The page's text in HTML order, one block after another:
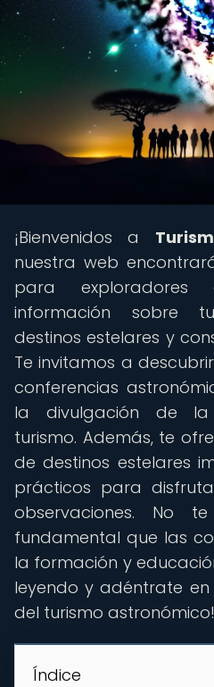
¡Bienvenidos a
nuestra web
para
información sobre
destinos estelares y
Te invitamos a
conferencias
la divulgación de
turismo. Además, te
de destinos estelares
prácticos para
observaciones. No
fundamental que las
la formación y
leyendo y adéntrate
del turismo astronómico!
Índice